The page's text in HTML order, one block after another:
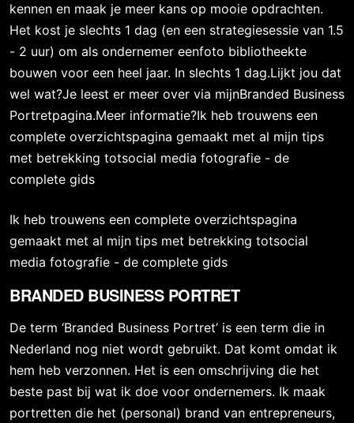
kennen en maak je meer kans op mooie opdrachten.
Het kost je slechts 1 dag (en een strategiesessie van 1.5
- 2 uur) om als ondernemer eenfoto bibliotheekte
bouwen voor een heel jaar. In slechts 1 dag.Lijkt jou dat
wel wat?Je leest er meer over via mijnBranded Business
Portretpagina.Meer informatie?Ik heb trouwens een
complete overzichtspagina gemaakt met al mijn tips
met betrekking totsocial media fotografie - de
complete gids
Ik heb trouwens een complete overzichtspagina
gemaakt met al mijn tips met betrekking totsocial
media fotografie - de complete gids
BRANDED BUSINESS PORTRET
De term ‘Branded Business Portret’ is een term die in
Nederland nog niet wordt gebruikt. Dat komt omdat ik
hem heb verzonnen. Het is een omschrijving die het
beste past bij wat ik doe voor ondernemers. Ik maak
portretten die het (personal) brand van entrepreneurs,